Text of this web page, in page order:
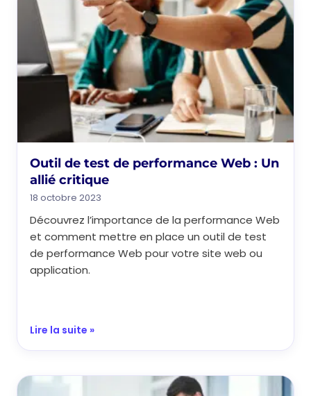
Outil de test de performance Web : Un
allié critique
18 octobre 2023
Découvrez l’importance de la performance Web
et comment mettre en place un outil de test
de performance Web pour votre site web ou
application.
Lire la suite »